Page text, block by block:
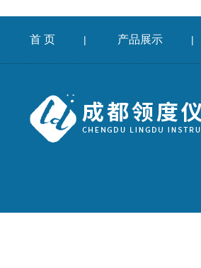
首 页 | 产品展示 |